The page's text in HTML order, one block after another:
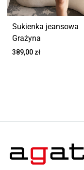
Sukienka jeansowa
Grażyna
389,00 zł